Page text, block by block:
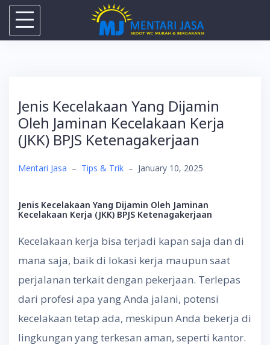
Skip
Jenis Kecelakaan Yang Dijamin
Oleh Jaminan Kecelakaan Kerja
(JKK) BPJS Ketenagakerjaan
Mentari Jasa – Tips & Trik – January 10, 2025
Jenis Kecelakaan Yang Dijamin Oleh Jaminan
Kecelakaan Kerja (JKK) BPJS Ketenagakerjaan
Kecelakaan kerja bisa terjadi kapan saja dan di
mana saja, baik di lokasi kerja maupun saat
perjalanan terkait dengan pekerjaan. Terlepas
dari profesi apa yang Anda jalani, potensi
kecelakaan tetap ada, meskipun Anda bekerja di
lingkungan yang terkesan aman, seperti kantor.